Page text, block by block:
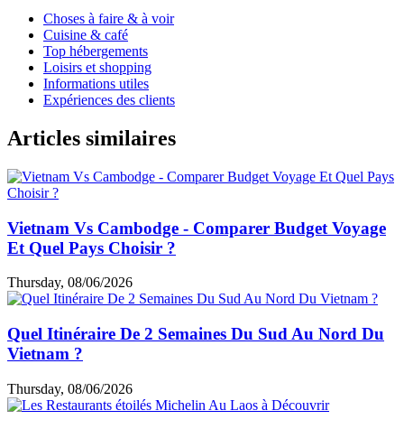
Choses à faire & à voir
Cuisine & café
Top hébergements
Loisirs et shopping
Informations utiles
Expériences des clients
Articles similaires
Vietnam Vs Cambodge - Comparer Budget Voyage
Et Quel Pays Choisir ?
Thursday, 08/06/2026
Quel Itinéraire De 2 Semaines Du Sud Au Nord Du
Vietnam ?
Thursday, 08/06/2026